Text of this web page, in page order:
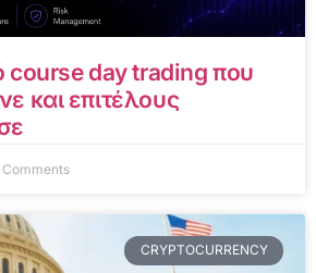
course day trading που
και επιτέλους
Comments
CRYPTOCURRENCY